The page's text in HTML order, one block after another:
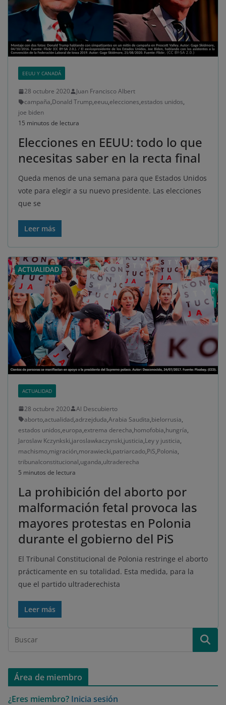
EEUU Y CANADÁ
28 octubre 2020
Juan Francisco Albert
campaña,Donald Trump,eeuu,elecciones,estados unidos,
joe biden
15 minutos de lectura
Elecciones en EEUU: todo lo que
necesitas saber en la recta final
Queda menos de una semana para que Estados Unidos
vote para elegir a su nuevo presidente. Las elecciones
que se
Leer más
ACTUALIDAD
28 octubre 2020
Al Descubierto
aborto,actualidad,adrzejduda,Arabia Saudita,bielorrusia,
estados unidos,europa,extrema derecha,homofobia,hungría,
Jaroslaw Kczynkski,jaroslawkaczynski,justicia,Ley y justicia,
machismo,migración,morawiecki,patriarcado,PiS,Polonia,
tribunalconstitucional,uganda,ultraderecha
5 minutos de lectura
La prohibición del aborto por
malformación fetal provoca las
mayores protestas en Polonia
durante el gobierno del PiS
El Tribunal Constitucional de Polonia restringe el aborto
prácticamente en su totalidad. Esta medida, para la
que el partido ultraderechista
Leer más
Área de miembro
¿Eres miembro? Inicia sesión